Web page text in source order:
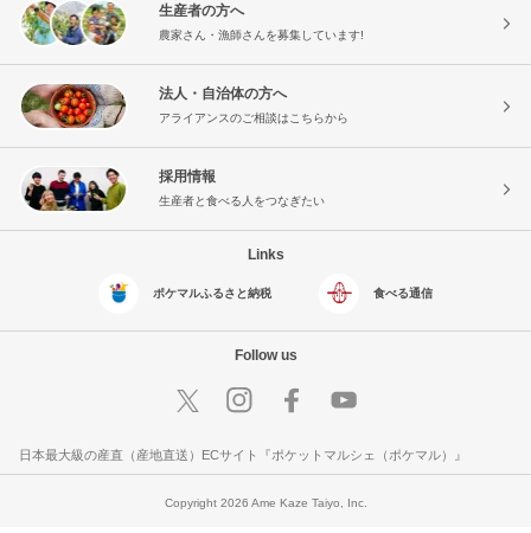
生産者の方へ
農家さん・漁師さんを募集しています!
法人・自治体の方へ
アライアンスのご相談はこちらから
採用情報
生産者と食べる人をつなぎたい
Links
ポケマルふるさと納税 食べる通信
Follow us
日本最大級の産直（産地直送）ECサイト『ポケットマルシェ（ポケマル）』
Copyright 2026 Ame Kaze Taiyo, Inc.